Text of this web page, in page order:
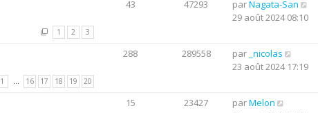
1 2 3
43 47293 parNagata-San
29 août 2024 08:10
1 … 16 17 18 19 20
288 289558 par _nicolas
23 août 2024 17:19
15 23427 parMelon